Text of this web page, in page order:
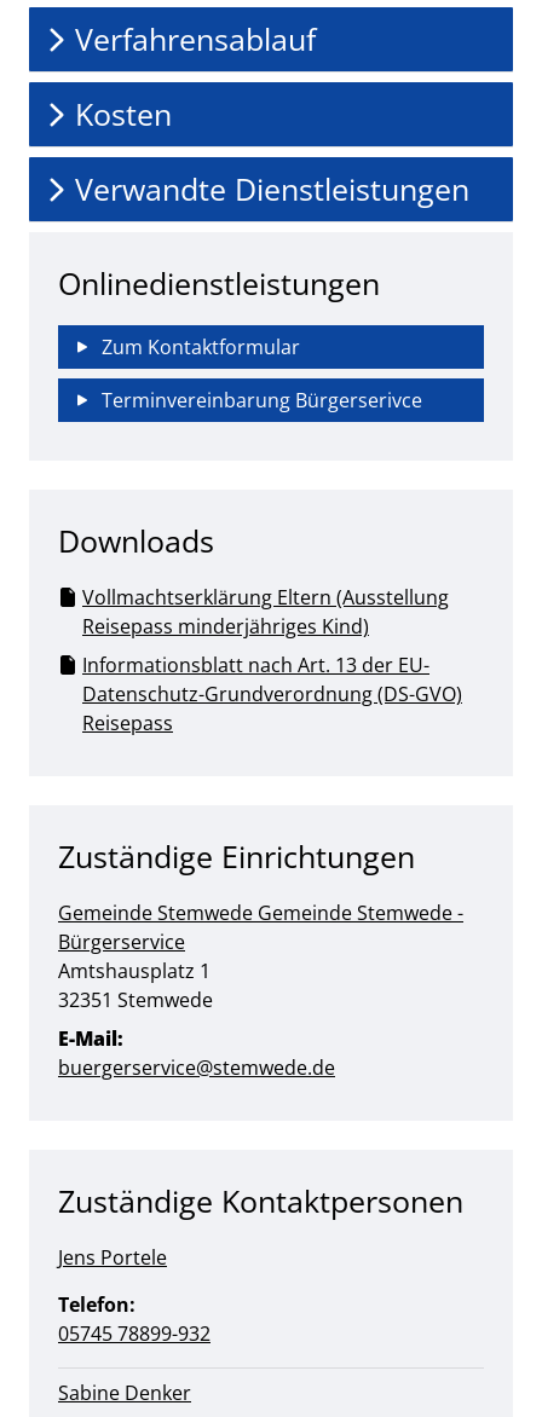
Verfahrensablauf
Kosten
Verwandte Dienstleistungen
Onlinedienstleistungen
Zum Kontaktformular
Terminvereinbarung Bürgerserivce
Downloads
Vollmachtserklärung Eltern (Ausstellung
Reisepass minderjähriges Kind)
Informationsblatt nach Art. 13 der EU-
Datenschutz-Grundverordnung (DS-GVO)
Reisepass
Zuständige Einrichtungen
Gemeinde Stemwede Gemeinde Stemwede -
Bürgerservice
Straße:
Amtshausplatz Hausnummer:
1
PLZ:
32351 Ort:
Stemwede
E-Mail:
buergerservice@stemwede.de
Zuständige Kontaktpersonen
Jens Portele
Telefon:
05745 78899-932
Sabine Denker